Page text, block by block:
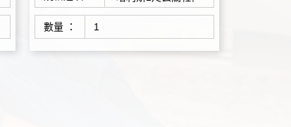
數量 ：